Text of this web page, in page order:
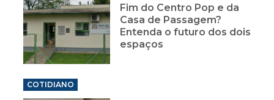
Fim do Centro Pop e da
Casa de Passagem?
Entenda o futuro dos dois
espaços
COTIDIANO